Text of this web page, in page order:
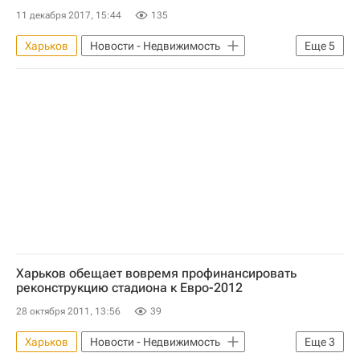
11 декабря 2017, 15:44 135
Еще5
Харьков
Новости - Недвижимость
Украина
Строительство
Метро
Харьков обещает вовремя профинансировать
реконструкцию стадиона к Евро-2012
28 октября 2011, 13:56 39
Еще3
Харьков
Новости - Недвижимость